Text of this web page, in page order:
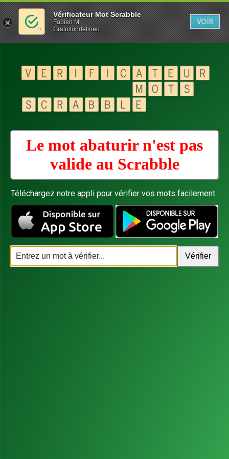
Le mot abaturir n'est pas
valide au Scrabble
Téléchargez notre appli pour vérifier vos mots facilement :
Vérificateur Mot Scrabble
Fabien M
Gratuitundefined
VOIR